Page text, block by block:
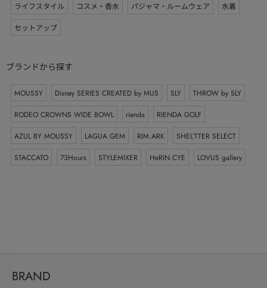
ライフスタイル
コスメ・香水 パジャマ・ルームウェア
水着
セットアップ
ブランドから探す
MOUSSY Disney SERIES CREATED by MUS SLY
THROW by SLY
RODEO CROWNS WIDE BOWL
rienda
RIENDA GOLF
AZUL BY MOUSSY
LAGUA GEM RIM.ARK
SHEL’TTER SELECT
STACCATO
73Hours STYLEMIXER HeRIN.CYE LOVUS gallery
BRAND